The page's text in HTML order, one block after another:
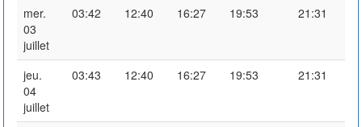
mer.
03
juillet
03:42 12:40 16:27 19:53 21:31
jeu.
04
juillet
03:43 12:40 16:27 19:53 21:31